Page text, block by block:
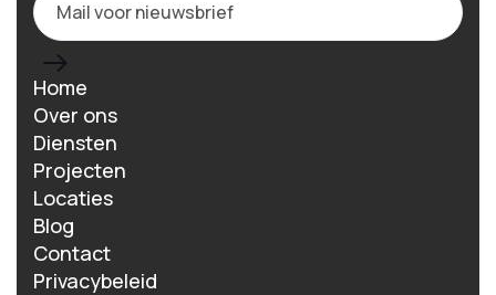
Home
Over ons
Diensten
Projecten
Locaties
Blog
Contact
Privacybeleid